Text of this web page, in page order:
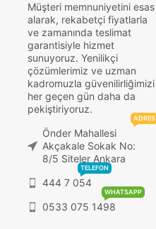
Müşteri memnuniyetini esas
alarak, rekabetçi fiyatlarla
ve zamanında teslimat
garantisiyle hizmet
sunuyoruz. Yenilikçi
çözümlerimiz ve uzman
kadromuzla güvenilirliğimizi
her geçen gün daha da
pekiştiriyoruz.
Önder Mahallesi
Akçakale Sokak No:
8/5 Siteler Ankara
ADRES
444 7 054
TELEFON
0533 075 1498
WHATSAPP